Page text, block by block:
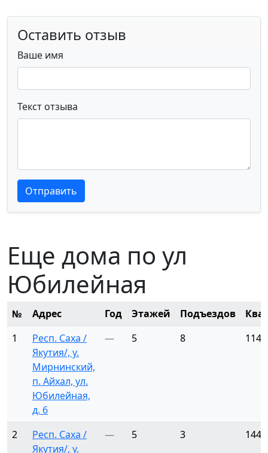
Оставить отзыв
Ваше имя
Текст отзыва
Текст отзыва
Текст отзыва
Отправить
Еще дома по ул
Юбилейная
№ Адрес Год Этажей Подъездов
1
Респ. Саха /
Якутия/, у.
Мирнинский,
п. Айхал, ул.
Юбилейная,
д. 6
— 5 8 114
2
Респ. Саха /
Якутия/, у.
— 5 3 144